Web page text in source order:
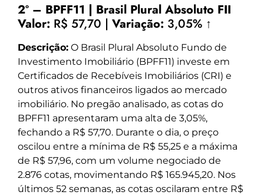
2º – BPFF11 | Brasil Plural Absoluto FII
Valor: R$ 57,70 | Variação: 3,05% ↑
Descrição: O Brasil Plural Absoluto Fundo de
Investimento Imobiliário (BPFF11) investe em
Certificados de Recebíveis Imobiliários (CRI) e
outros ativos financeiros ligados ao mercado
imobiliário. No pregão analisado, as cotas do
BPFF11 apresentaram uma alta de 3,05%,
fechando a R$ 57,70. Durante o dia, o preço
oscilou entre a mínima de R$ 55,25 e a máxima
de R$ 57,96, com um volume negociado de
2.876 cotas, movimentando R$ 165.945,20. Nos
últimos 52 semanas, as cotas oscilaram entre R$